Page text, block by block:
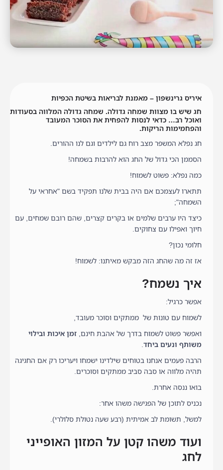
איריס גרינשפון – מאמנת לבריאות בשיטת הכפיות
חג שיש בו מצוות שמחה גדולה. שמחה גדולה המלווה בסעודות
ואוכל רב… כדאי לנסות להפחית את הסוכר המעובד
והפחמימות הריקות.
חג נפלא המשפר מצב רוח גם לילדים וגם לנו ההורים.
הסממן הכי גדול של החג הוא להרבות בשמחה!
כמה נפלא: פשוט לשמוח!
תתארו לעצמכם אם היה בבית שלנו תפקיד בשם "אחראי על
השמחה";
כיצד היו ערבים שלמים או בקרים קצרים, שהם רובם שמחים, עם
חיוך ואפילו עם צחוקים.
חלומי נכון?
אז זה מה שהחג הזה מבקש מאיתנו: לשמוח!
איך נשמח?
אפשר כרגיל:
לשמוח עם טונות של ממתקים וסוכר מעובד,
ואפשר פשוט לשמוח בדרך של אהבת חינם, זמן איכות ובילוי
משותף ונעים ביחד.
הרבה פעמים אנחנו בטוחים שילדינו ישמחו ויעריכו רק אם החגיגה
תהיה מלווה או סבה סביב ממתקים וסוכרים.
בואו ננסה אחרת.
נכניס לתוכן של הפגישה משהו אחר:
למשל, תשומת לב אמיתית (רבע שעה נטולת סלולרי).
ועוד משהו קטן על המזון האופייני
לחג